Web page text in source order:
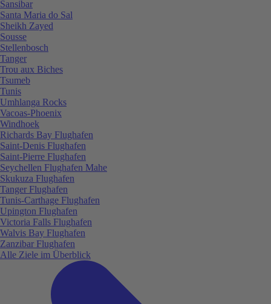
Sansibar
Santa Maria do Sal
Sheikh Zayed
Sousse
Stellenbosch
Tanger
Trou aux Biches
Tsumeb
Tunis
Umhlanga Rocks
Vacoas-Phoenix
Windhoek
Richards Bay Flughafen
Saint-Denis Flughafen
Saint-Pierre Flughafen
Seychellen Flughafen Mahe
Skukuza Flughafen
Tanger Flughafen
Tunis-Carthage Flughafen
Upington Flughafen
Victoria Falls Flughafen
Walvis Bay Flughafen
Zanzibar Flughafen
Alle Ziele im Überblick